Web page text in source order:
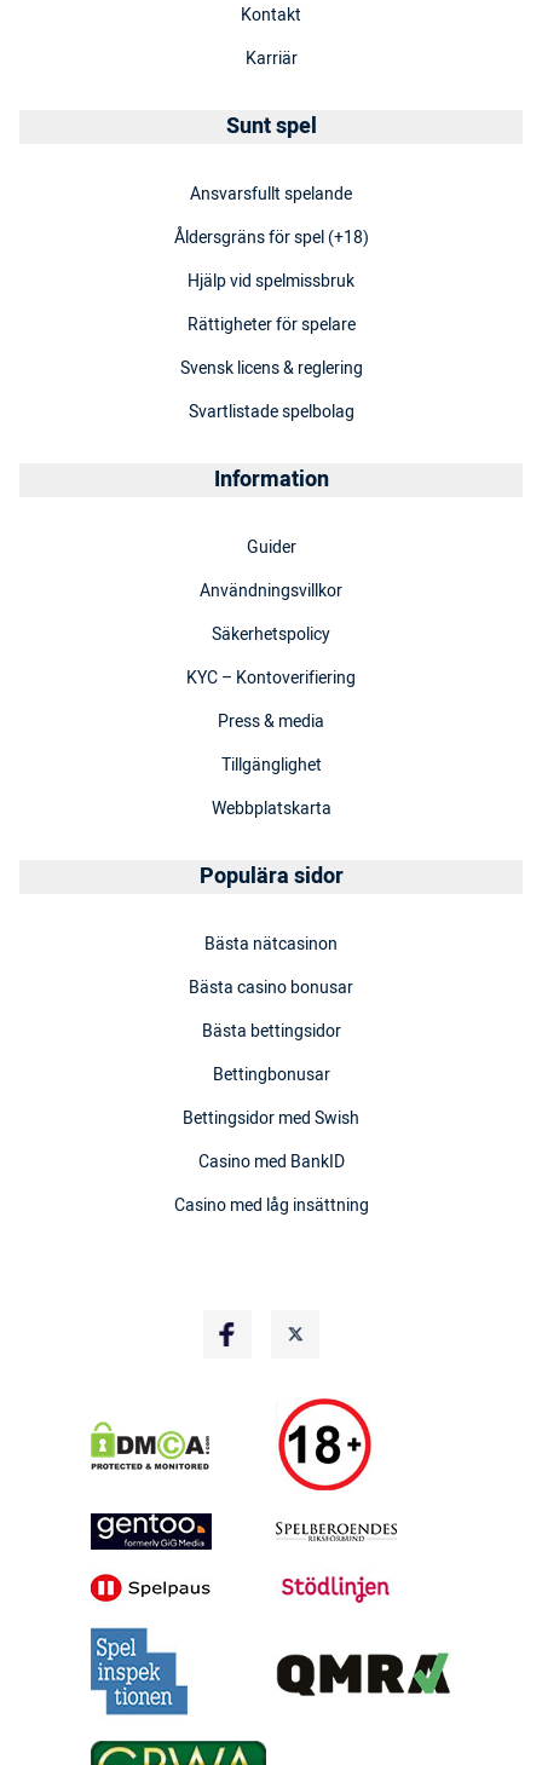
Kontakt
Karriär
Sunt spel
Ansvarsfullt spelande
Åldersgräns för spel (+18)
Hjälp vid spelmissbruk
Rättigheter för spelare
Svensk licens & reglering
Svartlistade spelbolag
Information
Guider
Användningsvillkor
Säkerhetspolicy
KYC – Kontoverifiering
Press & media
Tillgänglighet
Webbplatskarta
Populära sidor
Bästa nätcasinon
Bästa casino bonusar
Bästa bettingsidor
Bettingbonusar
Bettingsidor med Swish
Casino med BankID
Casino med låg insättning